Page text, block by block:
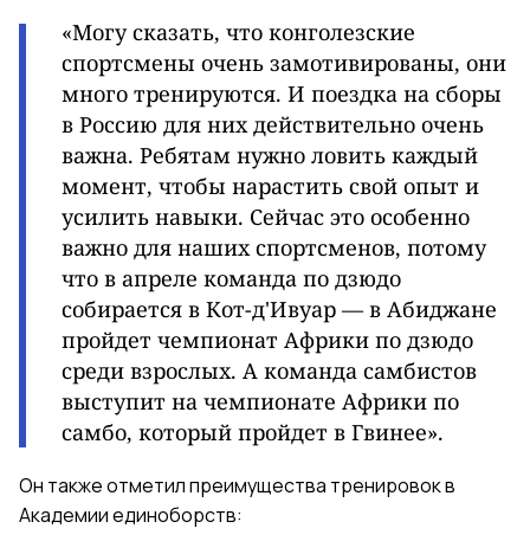
«Могу сказать, что конголезские
спортсмены очень замотивированы, они
много тренируются. И поездка на сборы
в Россию для них действительно очень
важна. Ребятам нужно ловить каждый
момент, чтобы нарастить свой опыт и
усилить навыки. Сейчас это особенно
важно для наших спортсменов, потому
что в апреле команда по дзюдо
собирается в Кот-д'Ивуар — в Абиджане
пройдет чемпионат Африки по дзюдо
среди взрослых. А команда самбистов
выступит на чемпионате Африки по
самбо, который пройдет в Гвинее».
Он также отметил преимущества тренировок в
Академии единоборств: